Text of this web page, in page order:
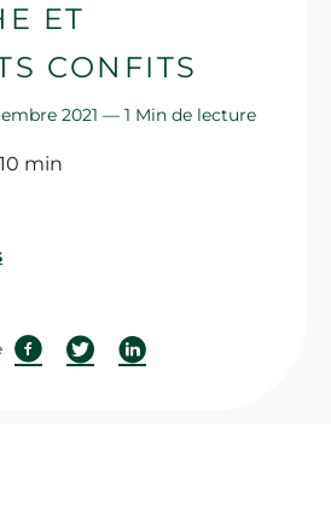
ET
CONFITS
2021 — 1 Min de lecture
min